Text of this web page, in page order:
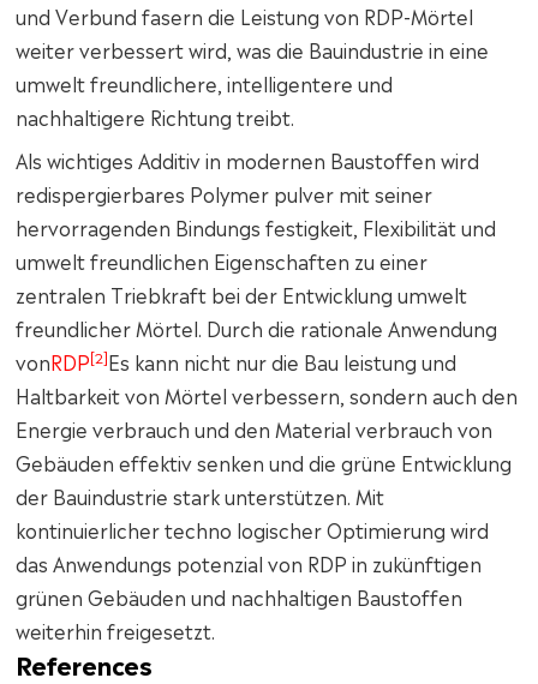
und Verbund fasern die Leistung von RDP-Mörtel
weiter verbessert wird, was die Bauindustrie in eine
umwelt freundlichere, intelligentere und
nachhaltigere Richtung treibt.
Als wichtiges Additiv in modernen Baustoffen wird
redispergierbares Polymer pulver mit seiner
hervorragenden Bindungs festigkeit, Flexibilität und
umwelt freundlichen Eigenschaften zu einer
zentralen Triebkraft bei der Entwicklung umwelt
freundlicher Mörtel. Durch die rationale Anwendung
vonRDP[2]Es kann nicht nur die Bau leistung und
Haltbarkeit von Mörtel verbessern, sondern auch den
Energie verbrauch und den Material verbrauch von
Gebäuden effektiv senken und die grüne Entwicklung
der Bauindustrie stark unterstützen. Mit
kontinuierlicher techno logischer Optimierung wird
das Anwendungs potenzial von RDP in zukünftigen
grünen Gebäuden und nachhaltigen Baustoffen
weiterhin freigesetzt.
References